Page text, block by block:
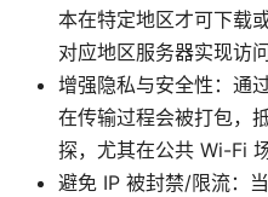
本在特定地区才可下载
对应地区服务器实现访问
增强隐私与安全性：通
在传输过程会被打包，
探，尤其在公共 Wi-Fi
避免 IP 被封禁/限流：